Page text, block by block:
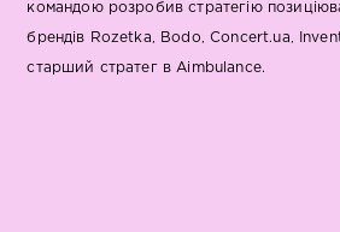
командою розробив стратегію
брендів Rozetka, Bodo, Concert.ua,
старший стратег в Aimbulance.